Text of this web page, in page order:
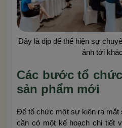
Đây là dịp để thể hiện sự
ảnh tới
Các bước tổ
sản phẩm mới
Để tổ chức một sự kiện ra mắt
cần có một kế hoạch chi tiết